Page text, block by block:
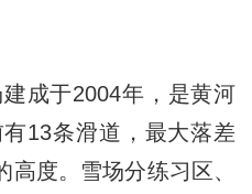
于2004年，是黄河
13条滑道，最大落差
度。雪场分练习区、